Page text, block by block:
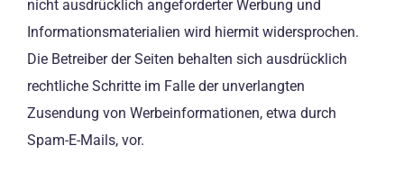
nicht ausdrücklich angeforderter Werbung und
Informationsmaterialien wird hiermit widersprochen.
Die Betreiber der Seiten behalten sich ausdrücklich
rechtliche Schritte im Falle der unverlangten
Zusendung von Werbeinformationen, etwa durch
Spam-E-Mails, vor.